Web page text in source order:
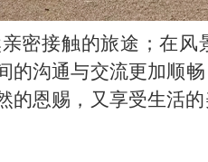
密接触的旅途；在风
的沟通与交流更加顺
恩赐，又享受生活